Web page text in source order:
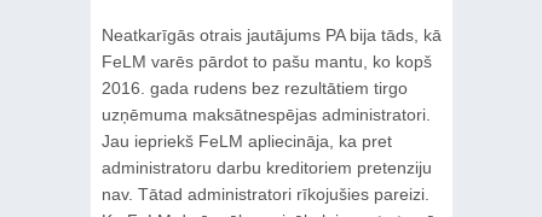
Neatkarīgās otrais jautājums PA bija tāds, kā
FeLM varēs pārdot to pašu mantu, ko kopš
2016. gada rudens bez rezultātiem tirgo
uzņēmuma maksātnespējas administratori.
Jau iepriekš FeLM apliecināja, ka pret
administratoru darbu kreditoriem pretenziju
nav. Tātad administratori rīkojušies pareizi.